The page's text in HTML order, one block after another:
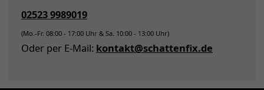
02523 9989019
(Mo.-Fr. 08:00 - 17:00 Uhr & Sa. 10:00 - 13:00 Uhr)
Oder per E-Mail: kontakt@schattenfix.de